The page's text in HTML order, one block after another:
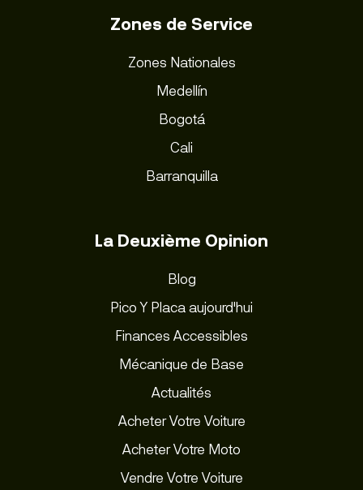
Zones de Service
Zones Nationales
Medellín
Bogotá
Cali
Barranquilla
La Deuxième Opinion
Blog
Pico Y Placa aujourd'hui
Finances Accessibles
Mécanique de Base
Actualités
Acheter Votre Voiture
Acheter Votre Moto
Vendre Votre Voiture